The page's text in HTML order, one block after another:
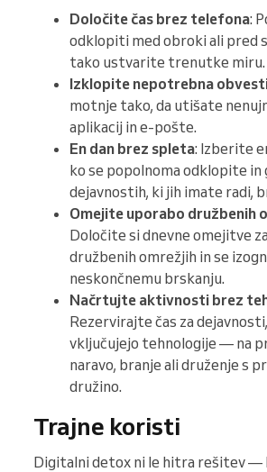
Določite čas brez telefona:
odklopiti med obroki ali pred
tako ustvarite trenutke miru.
Izklopite nepotrebna
motnje tako, da utišate
aplikacij in e-pošte.
En dan brez spleta: Izberite
ko se popolnoma odklopite in
dejavnostih, ki jih imate radi,
Omejite uporabo družbenih
Določite si dnevne omejitve
družbenih omrežjih in se
neskončnemu brskanju.
Načrtujte aktivnosti brez
Rezervirajte čas za
vključujejo tehnologije — na
naravo, branje ali druženje s
družino.
Trajne koristi
Digitalni detox ni le hitra rešitev —